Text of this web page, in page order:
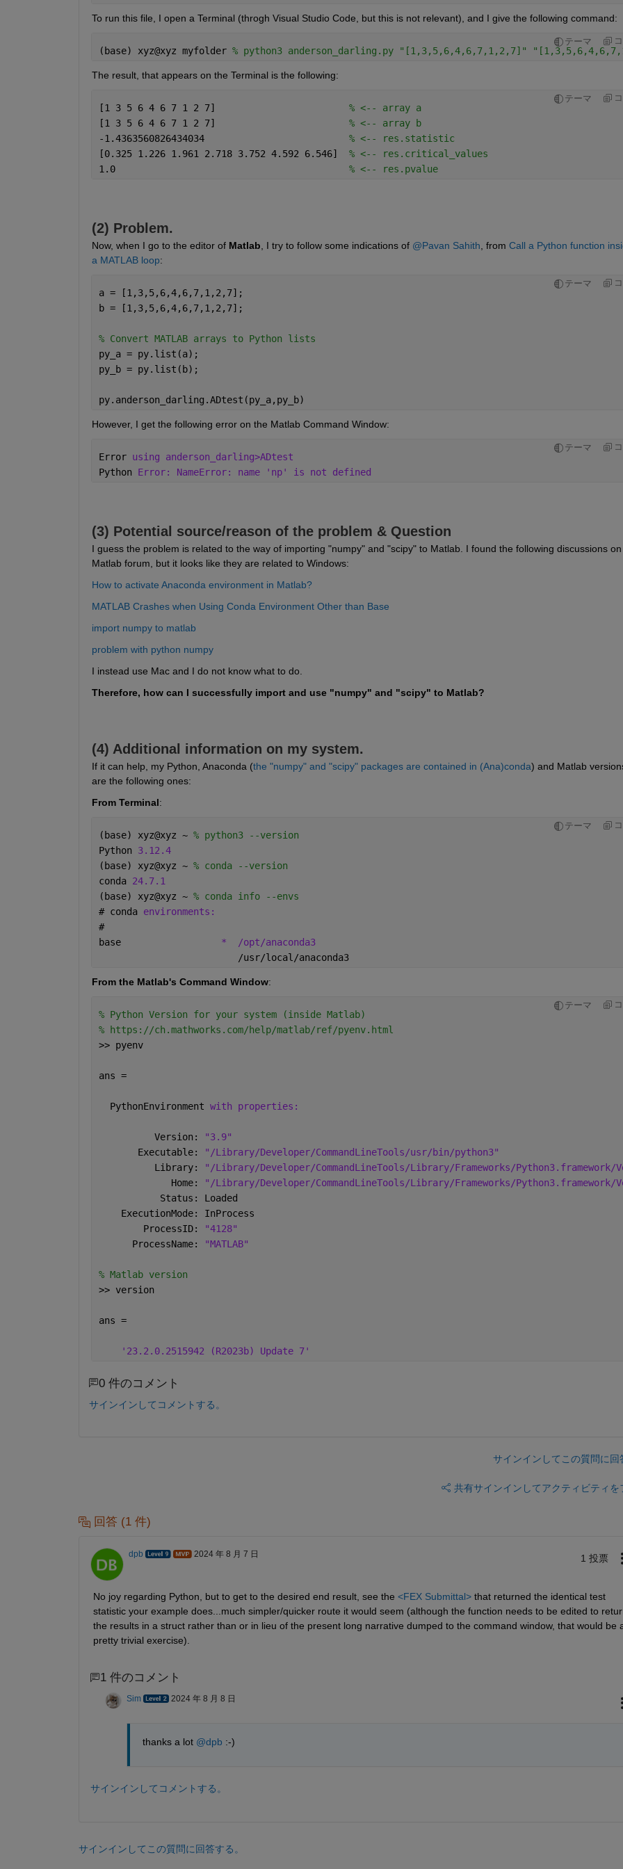
To run this file, I open a Terminal (throgh Visual Studio Code, but this is not relevant), and I give the following command:
テーマ
(base) xyz@xyz myfolder % python3 anderson_darling.py "[1,3,5,6,4,6,7,1,2,7]"
The result, that appears on the Terminal is the following:
テーマ
[1 3 5 6 4 6 7 1 2 7] % <-- array a
[1 3 5 6 4 6 7 1 2 7] % <-- array b
-1.4363560826434034 % <-- res.statistic
[0.325 1.226 1.961 2.718 3.752 4.592 6.546] % <-- res.critical_values
1.0 % <-- res.pvalue
(2) Problem.
Now, when I go to the editor of Matlab , I try to follow some indications of @Pavan Sahith , from Call a Python function
a MATLAB loop:
テーマ
a = [1,3,5,6,4,6,7,1,2,7];
b = [1,3,5,6,4,6,7,1,2,7];
% Convert MATLAB arrays to Python lists
py_a = py.list(a);
py_b = py.list(b);
py.anderson_darling.ADtest(py_a,py_b)
However, I get the following error on the Matlab Command Window:
テーマ
Error using anderson_darling>ADtest
Python Error: NameError: name 'np' is not defined
(3) Potential source/reason of the problem & Question
I guess the problem is related to the way of importing "numpy" and "scipy" to Matlab. I found the following discussions
Matlab forum, but it looks like they are related to Windows:
How to activate Anaconda environment in Matlab?
MATLAB Crashes when Using Conda Environment Other than Base
import numpy to matlab
problem with python numpy
I instead use Mac and I do not know what to do.
Therefore, how can I successfully import and use "numpy" and "scipy" to Matlab?
(4) Additional information on my system.
If it can help, my Python, Anaconda (the "numpy" and "scipy" packages are contained in (Ana)conda) and Matlab
are the following ones:
From Terminal:
テーマ
(base) xyz@xyz ~ % python3 --version
Python 3.12.4
(base) xyz@xyz ~ % conda --version
conda 24.7.1
(base) xyz@xyz ~ % conda info --envs
# conda environments:
#
base *
/opt/anaconda3
                         /usr/local/anaconda3
From the Matlab's Command Window:
テーマ
% Python Version for your system (inside Matlab)
% https://ch.mathworks.com/help/matlab/ref/pyenv.html
>> pyenv
ans =
  PythonEnvironment
with properties:
          Version:
"3.9"
       Executable:
"/Library/Developer/CommandLineTools/usr/bin/python3"
          Library:
"/Library/Developer/CommandLineTools/Library/Frameworks/
             Home:
"/Library/Developer/CommandLineTools/Library/Frameworks/
           Status: Loaded
    ExecutionMode: InProcess
        ProcessID:
"4128"
      ProcessName:
"MATLAB"
% Matlab version
>> version
ans =
'23.2.0.2515942 (R2023b) Update 7'
0 件のコメント
サインインしてコメントする。
サインインしてこの質問に回
共有サインインしてアクティビティを
回答 (1 件)
dpb 2024 年 8 月 7 日 1 投票
No joy regarding Python, but to get to the desired end result, see the <FEX Submittal> that returned the identical test
statistic your example does...much simpler/quicker route it would seem (although the function needs to be edited to
the results in a struct rather than or in lieu of the present long narrative dumped to the command window, that would be
pretty trivial exercise).
1 件のコメント
Sim 2024 年 8 月 8 日
thanks a lot @dpb :-)
サインインしてコメントする。
サインインしてこの質問に回答する。